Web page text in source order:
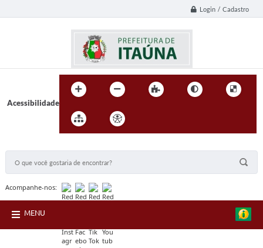
Login / Cadastro
Acessibilidade
Acompanhe-nos:
MENU